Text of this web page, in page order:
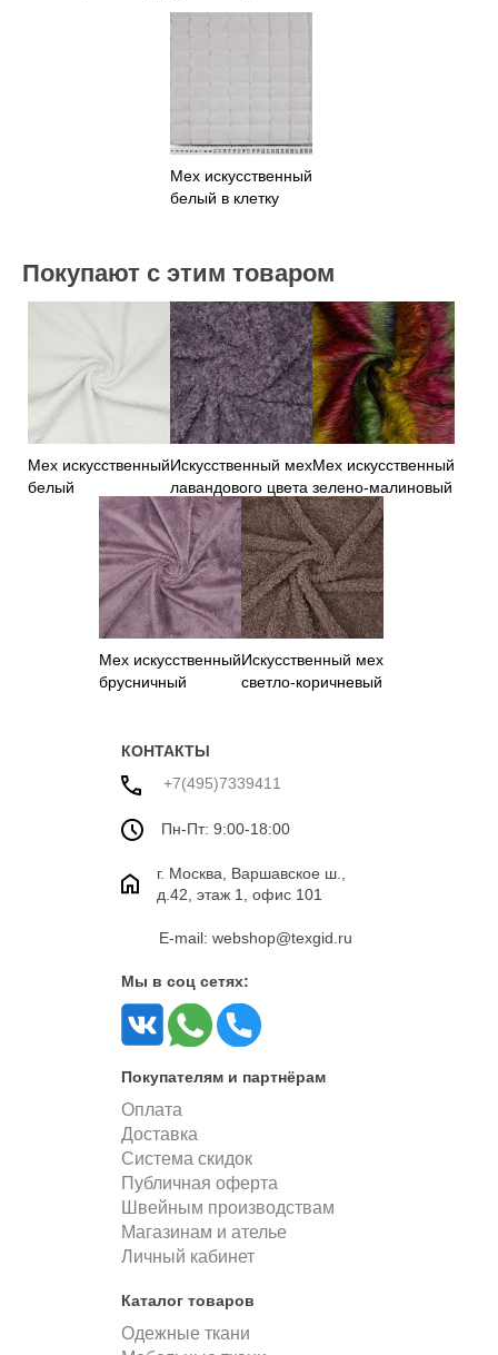
Мех искусственный
белый в клетку
Покупают с этим товаром
Мех искусственный
белый
Искусственный мех
лавандового цвета
Мех искусственный
зелено-малиновый
Мех искусственный
брусничный
Искусственный мех
светло-коричневый
КОНТАКТЫ
+7(495)7339411
Пн-Пт: 9:00-18:00
г. Москва, Варшавское ш.,
д.42, этаж 1, офис 101
E-mail: webshop@texgid.ru
Мы в соц сетях:
Покупателям и партнёрам
Оплата
Доставка
Система скидок
Публичная оферта
Швейным производствам
Магазинам и ателье
Личный кабинет
Каталог товаров
Одежные ткани